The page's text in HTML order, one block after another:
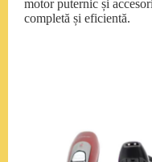
motor puternic și
completă și eficientă.